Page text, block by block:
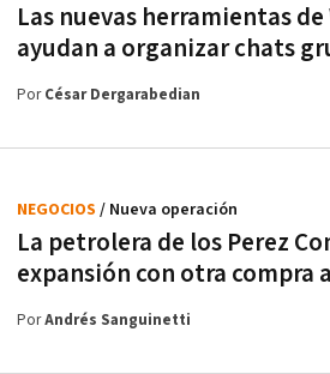
Las nuevas herramientas
ayudan a organizar chats
PorCésar Dergarabedian
La petrolera de los Perez
expansión con otra compra
NEGOCIOS / Nueva operación
PorAndrés Sanguinetti